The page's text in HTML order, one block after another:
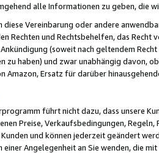
alle Informationen zu geben, die
diese Vereinbarung oder andere
Rechten und Rechtsbehelfen, das
(soweit nach geltendem
zu haben) und zwar unabhängig davon,
Amazon, Ersatz für darüber
führt nicht dazu, dass unsere
Preise, Verkaufsbedingungen,
und können jederzeit geändert
einer Angelegenheit an Sie wenden, die